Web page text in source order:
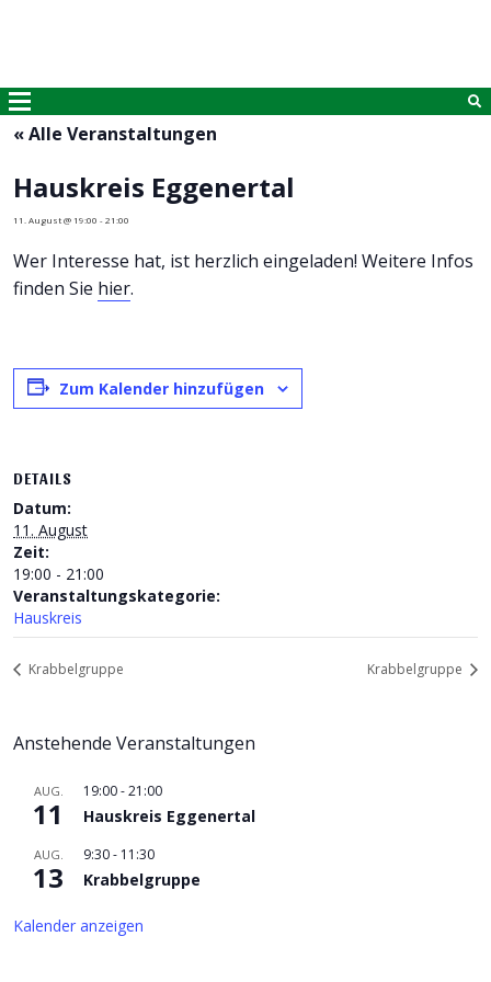
« Alle Veranstaltungen
Hauskreis Eggenertal
11. August @ 19:00 -21:00
Wer Interesse hat, ist herzlich eingeladen! Weitere Infos
finden Sie hier.
Zum Kalender hinzufügen
DETAILS
Datum:
11. August
Zeit:
19:00 - 21:00
Veranstaltungskategorie:
Hauskreis
Krabbelgruppe Krabbelgruppe
Anstehende Veranstaltungen
AUG.
11
19:00-21:00
Hauskreis Eggenertal
AUG.
13
9:30- 11:30
Krabbelgruppe
Kalender anzeigen